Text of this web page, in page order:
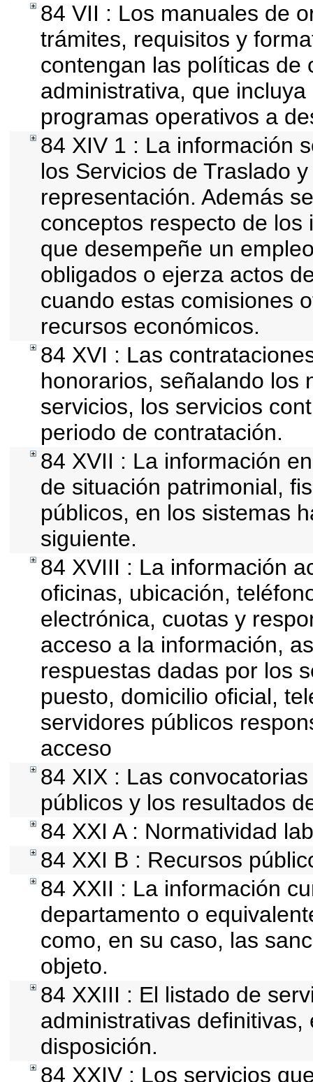
84 VII : Los manuales de
trámites, requisitos y
contengan las políticas de
administrativa, que
programas operativos a
84 XIV 1 : La información
los Servicios de Traslado
representación. Además
conceptos respecto de
que desempeñe un
obligados o ejerza actos
cuando estas comisiones
recursos económicos.
84 XVI : Las
honorarios, señalando los
servicios, los servicios
periodo de contratación.
84 XVII : La información
de situación patrimonial,
públicos, en los sistemas
siguiente.
84 XVIII : La información
oficinas, ubicación,
electrónica, cuotas y
acceso a la información,
respuestas dadas por los
puesto, domicilio oficial,
servidores públicos
acceso
84 XIX : Las
públicos y los resultados
84 XXI A : Normatividad
84 XXI B : Recursos
84 XXII : La información
departamento o
como, en su caso, las
objeto.
84 XXIII : El listado de
administrativas
disposición.
84 XXIV : Los servicios